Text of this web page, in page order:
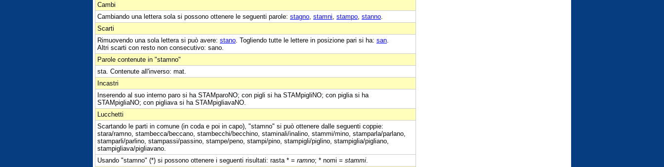
Cambi
Cambiando una lettera sola si possono ottenere le seguenti parole: stagno stamni stampo stanno
Scarti
Rimuovendo una sola lettera si può avere: stano . Togliendo tutte le lettere in posizione pari si ha: san
Altri scarti con resto non consecutivo: sano.
Parole contenute in "stamno"
sta. Contenute all'inverso: mat.
Incastri
Inserendo al suo interno paro si ha STAMparoNO; con pigli si ha STAMpigliNO; con piglia si ha
STAMpigliaNO; con pigliava si ha STAMpigliavaNO.
Lucchetti
Scartando le parti in comune (in coda e poi in capo), "stamno" si può ottenere dalle seguenti coppie:
stara/ramno, stambecca/beccano, stambecchi/becchino, staminali/inalino, stammi/mino, stamparla/parlano,
stamparli/parlino, stampassi/passino, stampe/peno, stampi/pino, stampigli/piglino, stampiglia/pigliano,
stampigliava/pigliavano.
Usando "stamno" (*) si possono ottenere i seguenti risultati: rasta * = ramno; * nomi = stammi